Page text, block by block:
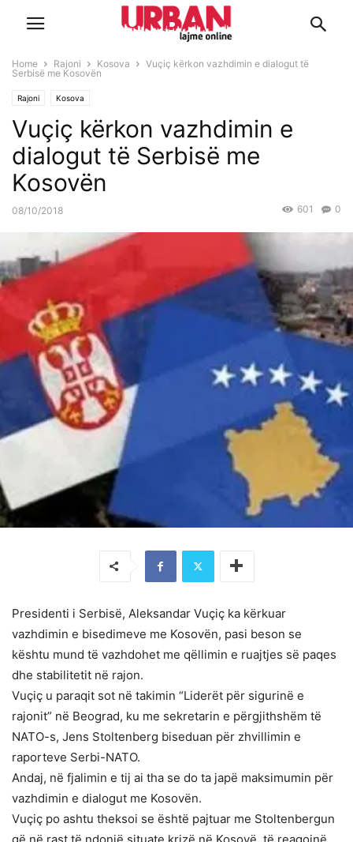
Home Rajoni Kosova
Vuçiç kërkon vazhdimin e dialogut të
Serbisë me Kosovën
Rajoni Kosova
Vuçiç kërkon vazhdimin e
dialogut të Serbisë me
Kosovën
08/10/2018 0
601
Presidenti i Serbisë, Aleksandar Vuçiç ka kërkuar
vazhdimin e bisedimeve me Kosovën, pasi beson se
kështu mund të vazhdohet me qëllimin e ruajtjes së paqes
dhe stabilitetit në rajon.
Vuçiç u paraqit sot në takimin “Liderët për sigurinë e
rajonit” në Beograd, ku me sekretarin e përgjithshëm të
NATO-s, Jens Stoltenberg biseduan për zhvillimin e
raporteve Serbi-NATO.
Andaj, në fjalimin e tij ai tha se do ta japë maksimumin për
vazhdimin e dialogut me Kosovën.
Vuçiç po ashtu theksoi se është pajtuar me Stoltenbergun
që në rast të ndonjë situate krizë në Kosovë, të reagojnë